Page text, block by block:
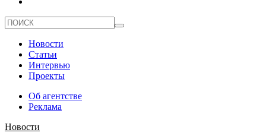
Новости
Статьи
Интервью
Проекты
Об агентстве
Реклама
Новости